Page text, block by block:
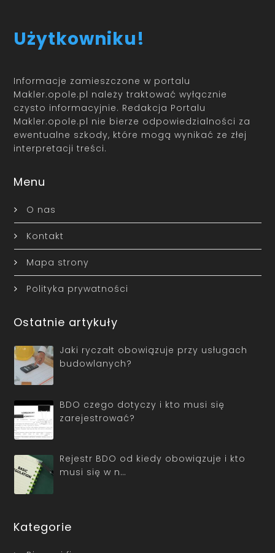
Użytkowniku!
Informacje zamieszczone w portalu
Makler.opole.pl należy traktować wyłącznie
czysto informacyjnie. Redakcja Portalu
Makler.opole.pl nie bierze odpowiedzialności za
ewentualne szkody, które mogą wynikać ze złej
interpretacji treści.
Menu
O nas
Kontakt
Mapa strony
Polityka prywatności
Ostatnie artykuły
Jaki ryczałt obowiązuje przy usługach
budowlanych?
BDO czego dotyczy i kto musi się
zarejestrować?
Rejestr BDO od kiedy obowiązuje i kto
musi się w n…
Kategorie